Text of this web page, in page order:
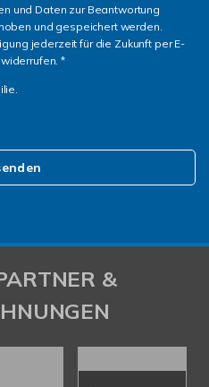
und Daten zur Beantwortung
und gespeichert werden.
jederzeit für die Zukunft per E-
*
&